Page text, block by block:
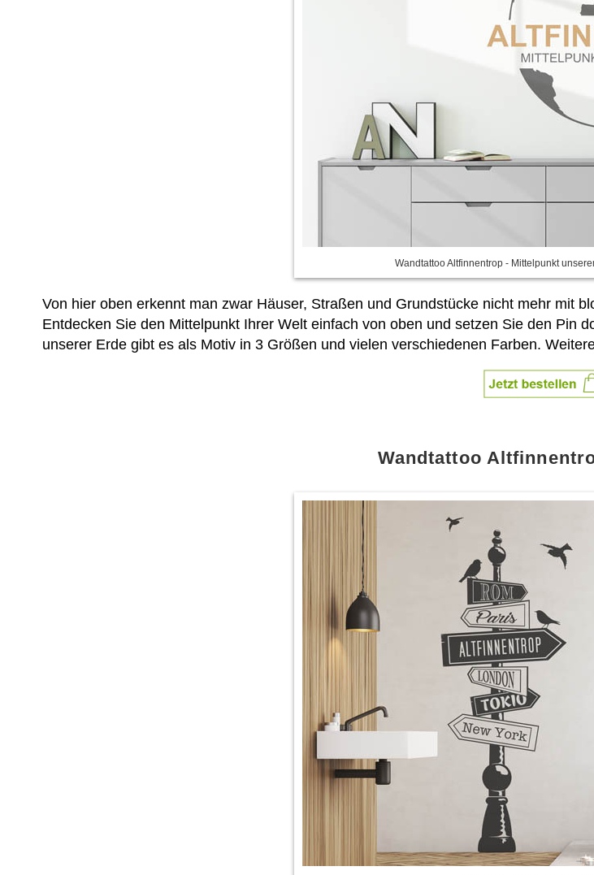
Wandtattoo Altfinnentrop - Mittelpunkt
Von hier oben erkennt man zwar Häuser, Straßen und Grundstücke nicht mehr mit
Entdecken Sie den Mittelpunkt Ihrer Welt einfach von oben und setzen Sie den Pin
unserer Erde gibt es als Motiv in 3 Größen und vielen verschiedenen Farben.
Wandtattoo